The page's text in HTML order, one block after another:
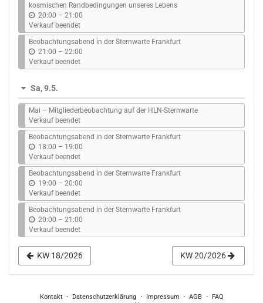
kosmischen Randbedingungen unseres Lebens
20:00 – b
i
s
21:00
Verkauf beendet
Beobachtungsabend in der Sternwarte Frankfurt
21:00 – b
i
s
22:00
Verkauf beendet
Sa, 9.5.
Mai – Mitgliederbeobachtung auf der HLN-Sternwarte
Verkauf beendet
Beobachtungsabend in der Sternwarte Frankfurt
18:00 – b
i
s
19:00
Verkauf beendet
Beobachtungsabend in der Sternwarte Frankfurt
19:00 – b
i
s
20:00
Verkauf beendet
Beobachtungsabend in der Sternwarte Frankfurt
20:00 – b
i
s
21:00
Verkauf beendet
KW 18/2026 KW 20/2026
Kontakt Datenschutzerklärung Impressum AGB
FAQ